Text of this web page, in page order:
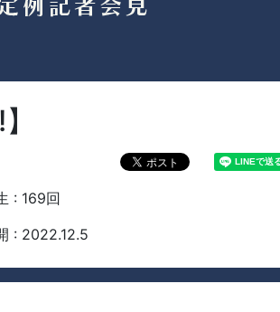
: 169回
: 2022.12.5